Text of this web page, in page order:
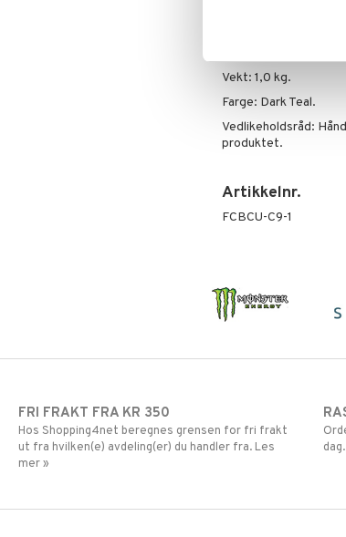
Vekt: 1,0 kg.
Farge: Dark Teal.
Vedlikeholdsråd:
produktet.
Artikkelnr.
FCBCU-C9-1
FRI FRAKT FRA KR 350
Hos Shopping4net beregnes grensen for fri frakt
ut fra hvilken(e) avdeling(er) du handler fra. Les
mer »
dag.